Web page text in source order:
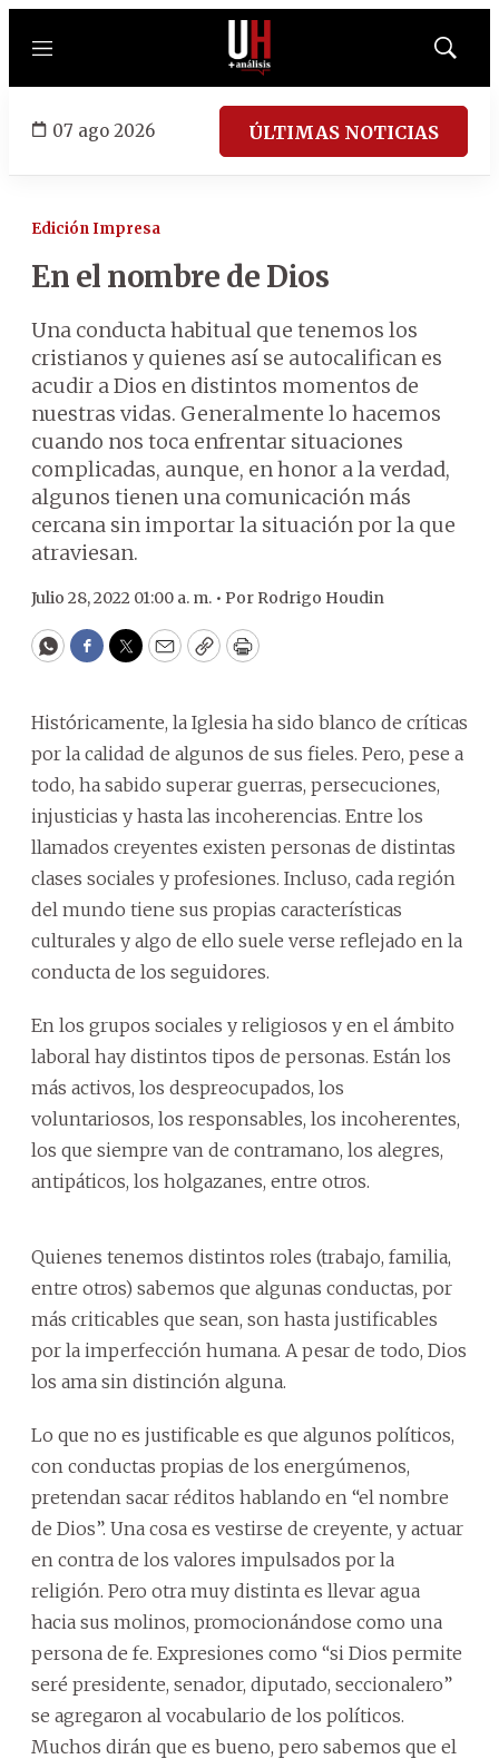
Menú
Mostrar
07 ago 2026 ÚLTIMAS NOTICIAS
Edición Impresa
En el nombre de Dios
Una conducta habitual que tenemos los
cristianos y quienes así se autocalifican es
acudir a Dios en distintos momentos de
nuestras vidas. Generalmente lo hacemos
cuando nos toca enfrentar situaciones
complicadas, aunque, en honor a la verdad,
algunos tienen una comunicación más
cercana sin importar la situación por la que
atraviesan.
Julio 28, 2022 01:00 a. m. • Por Rodrigo Houdin
WhatsApp
Facebook
Twitter
EmailCopyPrint
Históricamente, la Iglesia ha sido blanco de críticas
por la calidad de algunos de sus fieles. Pero, pese a
todo, ha sabido superar guerras, persecuciones,
injusticias y hasta las incoherencias. Entre los
llamados creyentes existen personas de distintas
clases sociales y profesiones. Incluso, cada región
del mundo tiene sus propias características
culturales y algo de ello suele verse reflejado en la
conducta de los seguidores.
En los grupos sociales y religiosos y en el ámbito
laboral hay distintos tipos de personas. Están los
más activos, los despreocupados, los
voluntariosos, los responsables, los incoherentes,
los que siempre van de contramano, los alegres,
antipáticos, los holgazanes, entre otros.
Quienes tenemos distintos roles (trabajo, familia,
entre otros) sabemos que algunas conductas, por
más criticables que sean, son hasta justificables
por la imperfección humana. A pesar de todo, Dios
los ama sin distinción alguna.
Lo que no es justificable es que algunos políticos,
con conductas propias de los energúmenos,
pretendan sacar réditos hablando en “el nombre
de Dios”. Una cosa es vestirse de creyente, y actuar
en contra de los valores impulsados por la
religión. Pero otra muy distinta es llevar agua
hacia sus molinos, promocionándose como una
persona de fe. Expresiones como “si Dios permite
seré presidente, senador, diputado, seccionalero”
se agregaron al vocabulario de los políticos.
Muchos dirán que es bueno, pero sabemos que el